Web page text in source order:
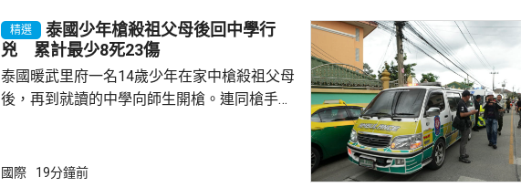
精選
泰國少年槍殺祖父母後回中學行
兇 累計最少8死23傷
泰國暖武里府一名14歲少年在家中槍殺祖父母
後，再到就讀的中學向師生開槍。連同槍手在
當地警方指，槍手早上先在家中，用祖父的9
國際 19分鐘前